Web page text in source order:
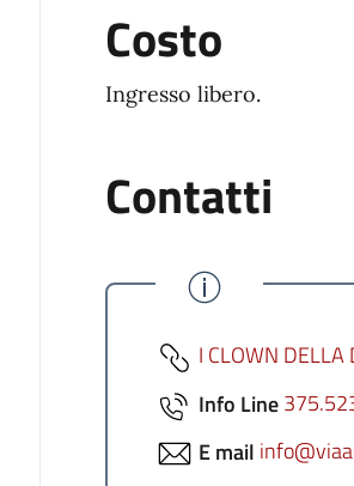
Costo
Ingresso libero.
Contatti
I CLOWN
Info Line
E mail